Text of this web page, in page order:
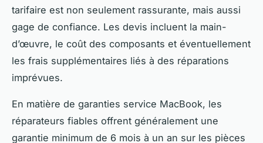
tarifaire est non seulement rassurante, mais aussi
gage de confiance. Les devis incluent la main-
d’œuvre, le coût des composants et éventuellement
les frais supplémentaires liés à des réparations
imprévues.
En matière de garanties service MacBook, les
réparateurs fiables offrent généralement une
garantie minimum de 6 mois à un an sur les pièces